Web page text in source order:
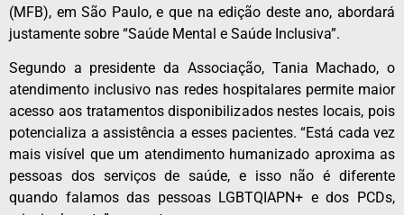
(MFB), em São Paulo, e que na edição deste ano, abordará
justamente sobre “Saúde Mental e Saúde Inclusiva”.
Segundo a presidente da Associação, Tania Machado, o
atendimento inclusivo nas redes hospitalares permite maior
acesso aos tratamentos disponibilizados nestes locais, pois
potencializa a assistência a esses pacientes. “Está cada vez
mais visível que um atendimento humanizado aproxima as
pessoas dos serviços de saúde, e isso não é diferente
quando falamos das pessoas LGBTQIAPN+ e dos PCDs,